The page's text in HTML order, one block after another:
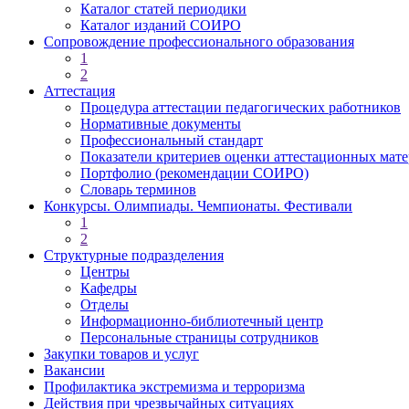
Каталог статей периодики
Каталог изданий СОИРО
Сопровождение профессионального образования
1
2
Аттестация
Процедура аттестации педагогических работников
Нормативные документы
Профессиональный стандарт
Показатели критериев оценки аттестационных
Портфолио (рекомендации СОИРО)
Словарь терминов
Конкурсы. Олимпиады. Чемпионаты. Фестивали
1
2
Структурные подразделения
Центры
Кафедры
Отделы
Информационно-библиотечный центр
Персональные страницы сотрудников
Закупки товаров и услуг
Вакансии
Профилактика экстремизма и терроризма
Действия при чрезвычайных ситуациях